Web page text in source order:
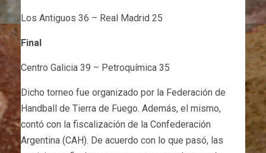
Los Antiguos 36 – Real Madrid 25
Final
Centro Galicia 39 – Petroquímica 35
Dicho torneo fue organizado por la Federación de
Handball de Tierra de Fuego. Además, el mismo,
contó con la fiscalización de la Confederación
Argentina (CAH). De acuerdo con lo que pasó, las